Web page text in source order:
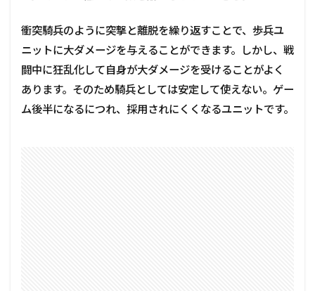
衝突騎兵のように突撃と離脱を繰り返すことで、歩兵ユ
ニットに大ダメージを与えることができます。しかし、戦
闘中に狂乱化して自身が大ダメージを受けることがよく
あります。そのため騎兵としては安定して使えない。ゲー
ム後半になるにつれ、採用されにくくなるユニットです。